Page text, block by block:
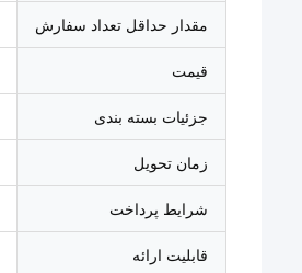
مقدار حداقل تعداد سفارش
قیمت
جزئیات بسته بندی
زمان تحویل
شرایط پرداخت
قابلیت ارائه